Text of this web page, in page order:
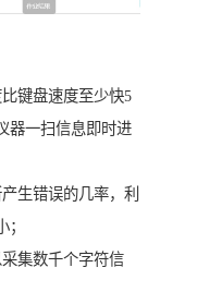
键盘速度至少快5
器一扫信息即时进
生错误的几率，利
集数千个字符信